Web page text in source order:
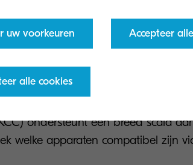
apparaten
ondersteunt een breed scala
welke apparaten compatibel zijn
uw voorkeuren Accepteer
alle cookies